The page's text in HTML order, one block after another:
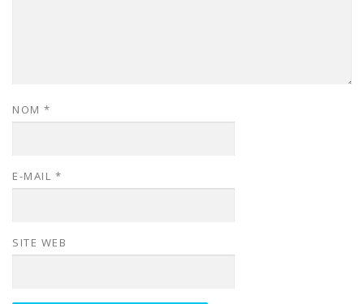
NOM *
E-MAIL *
SITE WEB